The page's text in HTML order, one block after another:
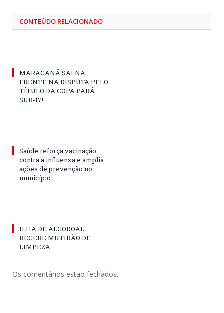
CONTEÚDO RELACIONADO
MARACANÃ SAI NA
FRENTE NA DISPUTA PELO
TÍTULO DA COPA PARÁ
SUB-17!
Saúde reforça vacinação
contra a influenza e amplia
ações de prevenção no
município
ILHA DE ALGODOAL
RECEBE MUTIRÃO DE
LIMPEZA
Os comentários estão fechados.